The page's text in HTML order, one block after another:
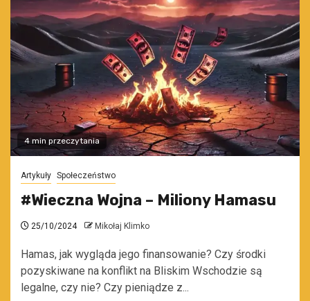
4 min przeczytania
Artykuły Społeczeństwo
#Wieczna Wojna – Miliony Hamasu
25/10/2024 Mikołaj Klimko
Hamas, jak wygląda jego finansowanie? Czy środki
pozyskiwane na konflikt na Bliskim Wschodzie są
legalne, czy nie? Czy pieniądze z...